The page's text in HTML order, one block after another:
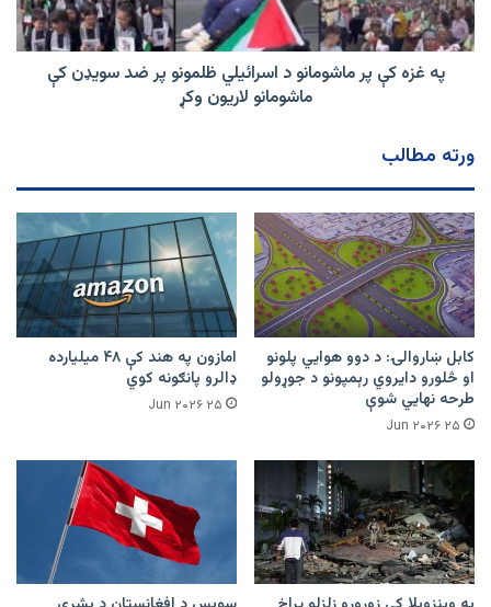
ظلمونو
پر
لاریون
وکړ
په غزه کې پر ماشومانو د اسرائیلي ظلمونو پر ضد سویډن کې
ماشومانو لاریون وکړ
ورته مطالب
کابل ښاروالۍ: د دوو هوايي پلونو
او څلورو دایروي رېمپونو د جوړولو
طرحه نهایي شوې
۲۵ Jun ۲۰۲۶
امازون په هند کې ۴۸ میلیارده
ډالرو پانګونه کوي
۲۵ Jun ۲۰۲۶